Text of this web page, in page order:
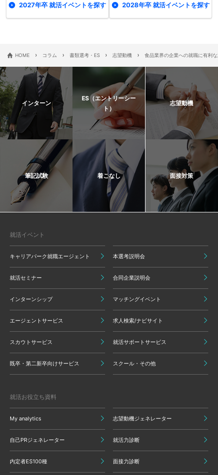
2027年卒 就活イベントを探す 2028年卒 就活イベントを探す
HOME › コラム › 書類選考・ES › 志望動機 › 食品業界の企業への就職に有利
インターン
ES（エントリーシー
ト）
志望動機
筆記試験 着こなし 面接対策
就活イベント
キャリアパーク就職エージェント 本選考説明会
就活セミナー 合同企業説明会
インターンシップ マッチングイベント
エージェントサービス 求人検索/ナビサイト
スカウトサービス 就活サポートサービス
既卒・第二新卒向けサービス スクール・その他
就活お役立ち資料
My analytics 志望動機ジェネレーター
自己PRジェネレーター 就活力診断
内定者ES100種 面接力診断